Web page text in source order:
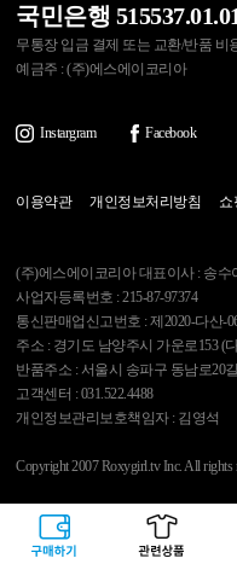
구매하기 관련상품
국민은행
무통장 입금 결제 또는 교환/반품 비
예금주 : (주)에스에이코리아
Instargram Facebook
이용약관 개인정보처리방침 쇼
(주)에스에이코리아 대표이사 : 송수
사업자등록번호 : 215-87-97374
통신판매업신고번호 : 제2020-다산-
주소 : 경기도 남양주시 가운로153 (
반품주소 : 서울시 송파구 동남로20
고객센터 : 031.522.4488
개인정보관리보호책임자 : 김영석
Copyright 2007 Roxygirl.tv Inc. All rights
록시걸